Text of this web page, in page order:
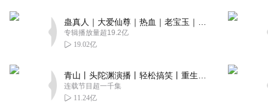
多，赞你的动态⋯⋯不是每天都在线哈～，只要你私我，我
当天就回
2022-08-29
西瓜味的兔子
虽然是非原创的，但是视频都非常的优质，为主播打call
专辑播放量超19.2亿
19.02亿
连载节目超一千集
11.24亿